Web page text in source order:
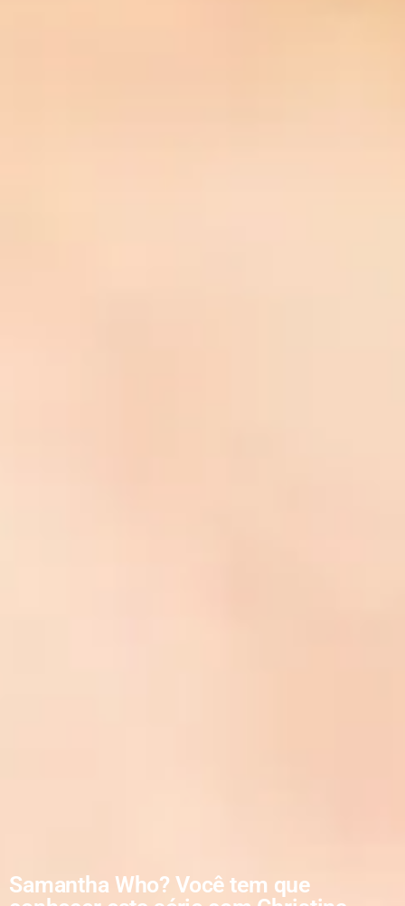
Samantha Who? Você tem que